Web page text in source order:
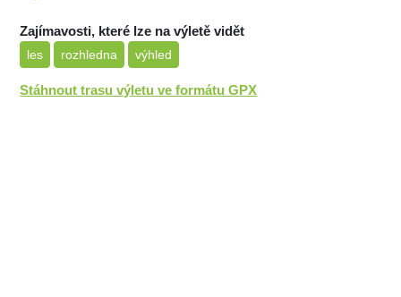
Zajímavosti, které lze na výletě vidět
les rozhledna výhled
Stáhnout trasu výletu ve formátu GPX